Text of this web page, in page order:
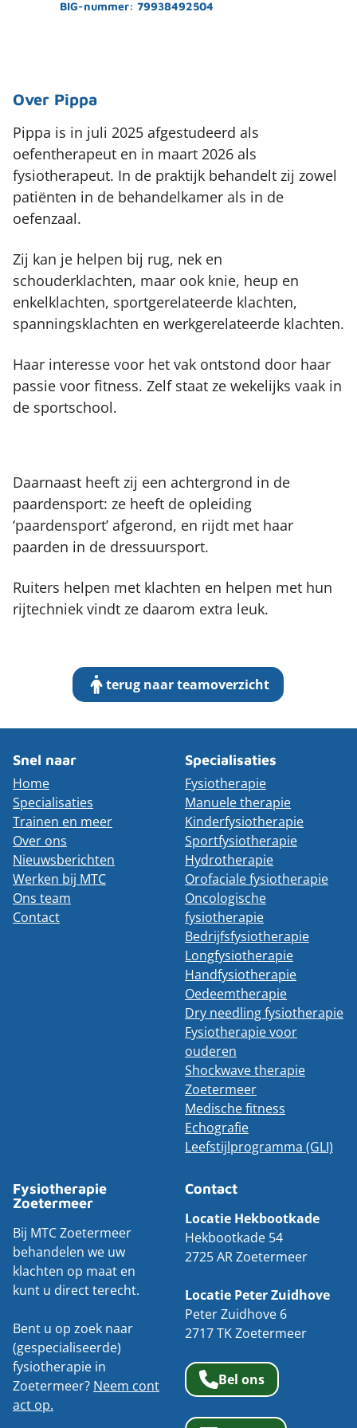
BIG-nummer: 79938492504
Over Pippa
Pippa is in juli 2025 afgestudeerd als
oefentherapeut en in maart 2026 als
fysiotherapeut. In de praktijk behandelt zij zowel
patiënten in de behandelkamer als in de
oefenzaal.
Zij kan je helpen bij rug, nek en
schouderklachten, maar ook knie, heup en
enkelklachten, sportgerelateerde klachten,
spanningsklachten en werkgerelateerde klachten.
Haar interesse voor het vak ontstond door haar
passie voor fitness. Zelf staat ze wekelijks vaak in
de sportschool.
Daarnaast heeft zij een achtergrond in de
paardensport: ze heeft de opleiding
‘paardensport’ afgerond, en rijdt met haar
paarden in de dressuursport.
Ruiters helpen met klachten en helpen met hun
rijtechniek vindt ze daarom extra leuk.
terug naar teamoverzicht
Snel naar
Home
Specialisaties
Trainen en meer
Over ons
Nieuwsberichten
Werken bij MTC
Ons team
Contact
Specialisaties
Fysiotherapie
Manuele therapie
Kinderfysiotherapie
Sportfysiotherapie
Hydrotherapie
Orofaciale fysiotherapie
Oncologische
fysiotherapie
Bedrijfsfysiotherapie
Longfysiotherapie
Handfysiotherapie
Oedeemtherapie
Dry needling fysiotherapie
Fysiotherapie voor
ouderen
Shockwave therapie
Zoetermeer
Medische fitness
Echografie
Leefstijlprogramma (GLI)
Fysiotherapie
Zoetermeer
Bij MTC Zoetermeer
behandelen we uw
klachten op maat en
kunt u direct terecht.
Bent u op zoek naar
(gespecialiseerde)
fysiotherapie in
Zoetermeer? Neem cont
act op.
Contact
Locatie Hekbootkade
Hekbootkade 54
2725 AR Zoetermeer
Locatie Peter Zuidhove
Peter Zuidhove 6
2717 TK Zoetermeer
Bel ons